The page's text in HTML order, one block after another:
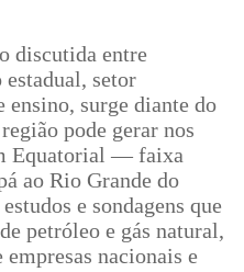
discutida entre
estadual, setor
surge diante do
pode gerar nos
Equatorial — faixa
ao Rio Grande do
e sondagens que
petróleo e gás natural,
nacionais e